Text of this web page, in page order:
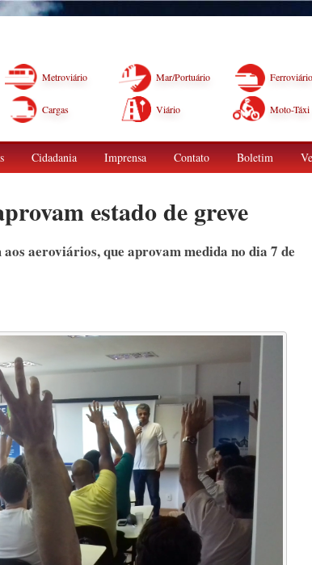
Metroviário Mar/Portuário Ferroviário
Cargas Viário Moto-Táxi
Cidadania Imprensa Contato Boletim
estado de greve
aeroviários, que aprovam medida no dia 7 de